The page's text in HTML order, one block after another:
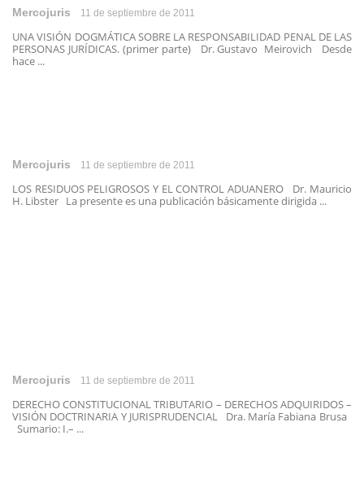
Mercojuris 11 de septiembre de 2011
UNA VISIÓN DOGMÁTICA SOBRE LA RESPONSABILIDAD PENAL DE LAS
PERSONAS JURÍDICAS. (primer parte) Dr. Gustavo Meirovich Desde
hace ...
Mercojuris 11 de septiembre de 2011
LOS RESIDUOS PELIGROSOS Y EL CONTROL ADUANERO Dr. Mauricio
H. Libster La presente es una publicación básicamente dirigida ...
Mercojuris 11 de septiembre de 2011
DERECHO CONSTITUCIONAL TRIBUTARIO – DERECHOS ADQUIRIDOS –
VISIÓN DOCTRINARIA Y JURISPRUDENCIAL Dra. María Fabiana Brusa
Sumario: I.– ...